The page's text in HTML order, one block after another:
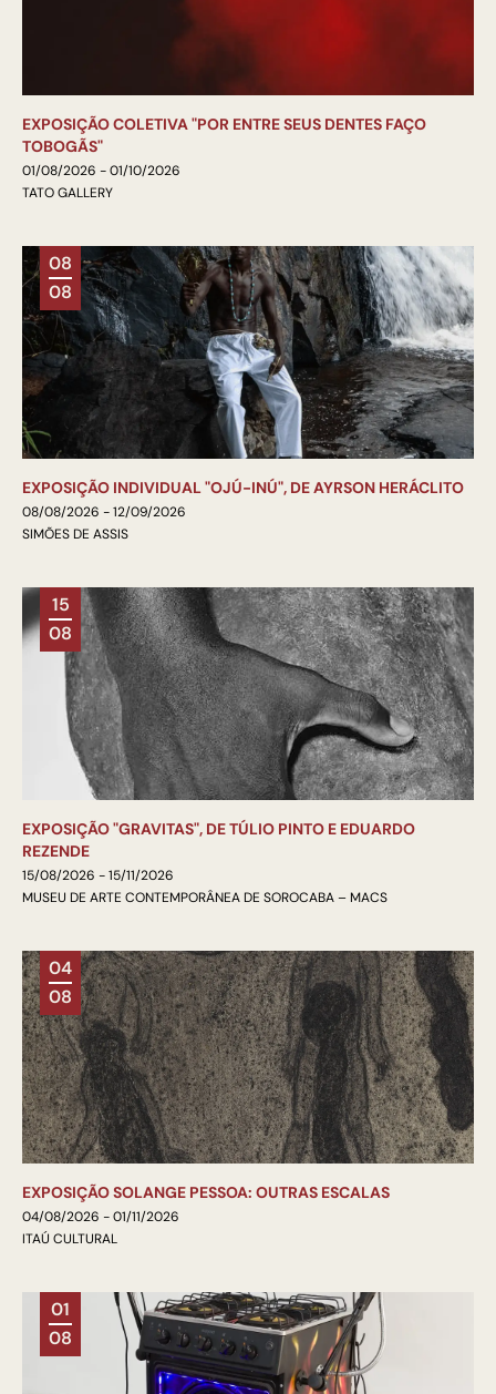
EXPOSIÇÃO COLETIVA "POR ENTRE SEUS DENTES FAÇO
TOBOGÃS"
01/08/2026 - 01/10/2026
TATO GALLERY
08
08
EXPOSIÇÃO INDIVIDUAL "OJÚ-INÚ", DE AYRSON HERÁCLITO
08/08/2026 - 12/09/2026
SIMÕES DE ASSIS
15
08
EXPOSIÇÃO "GRAVITAS", DE TÚLIO PINTO E EDUARDO
REZENDE
15/08/2026 - 15/11/2026
MUSEU DE ARTE CONTEMPORÂNEA DE SOROCABA – MACS
04
08
EXPOSIÇÃO SOLANGE PESSOA: OUTRAS ESCALAS
04/08/2026 - 01/11/2026
ITAÚ CULTURAL
01
08